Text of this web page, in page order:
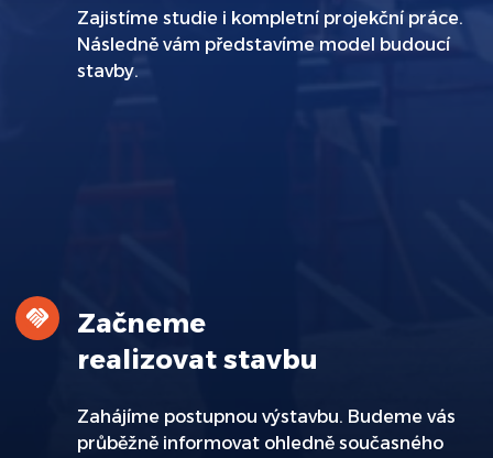
Zajistíme studie i kompletní projekční práce.
Následně vám představíme model budoucí
stavby.
Začneme
realizovat stavbu
Zahájíme postupnou výstavbu. Budeme vás
průběžně informovat ohledně současného